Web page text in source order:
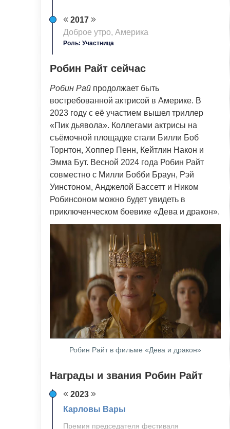
2017
Доброе утро, Америка
Роль: Участница
Робин Райт сейчас
Робин Рай продолжает быть
востребованной актрисой в Америке. В
2023 году с её участием вышел триллер
«Пик дьявола». Коллегами актрисы на
съёмочной площадке стали Билли Боб
Торнтон, Хоппер Пенн, Кейтлин Након и
Эмма Бут. Весной 2024 года Робин Райт
совместно с Милли Бобби Браун, Рэй
Уинстоном, Анджелой Бассетт и Ником
Робинсоном можно будет увидеть в
приключенческом боевике «Дева и дракон».
Робин Райт в фильме «Дева и дракон»
Награды и звания Робин Райт
2023
Карловы Вары
Премия председателя фестиваля